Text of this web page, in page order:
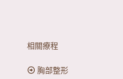
相關療程
胸部整形